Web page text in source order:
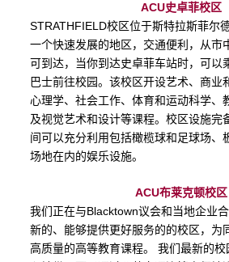
ACU史卓菲校区
STRATHFIELD校区位于斯特拉斯菲尔
一个快速发展的地区，交通便利，从市
可到达，当你到达史卓菲车站时，可以
巴士前往校园。该校区开设艺术、商业
心理学、社会工作、体育和运动科学、
及视觉艺术和设计等课程。校区设施完
间可以充分利用包括橄榄球和足球场、
场地在内的娱乐设施。
ACU布莱克顿校区
我们正在与Blacktown议会和当地企业
新的、能够提供更好服务的的校区，为
高质量的高等教育课程。 我们最新的